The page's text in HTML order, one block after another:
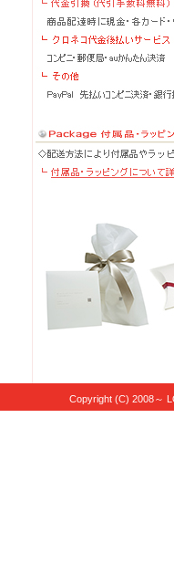
Copyright (C) 2008～